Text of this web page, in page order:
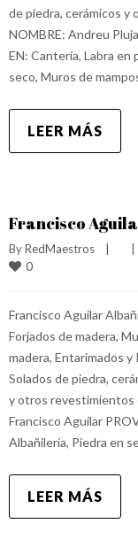
de piedra, cerámicos y
NOMBRE: Andreu
EN: Cantería, Labra en
seco, Muros de
LEER MÁS
Francisco
By RedMaestros
0
Francisco Aguilar
Forjados de madera,
madera, Entarimados y
Solados de piedra,
y otros revestimientos
Francisco Aguilar
Albañilería, Piedra en
LEER MÁS